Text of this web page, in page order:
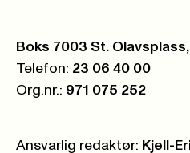
Postboks:
Boks 7003 St.
Telefon: 23 06 40 00
Org.nr.: 971 075 252
Ansvarlig redaktør: Kjell-